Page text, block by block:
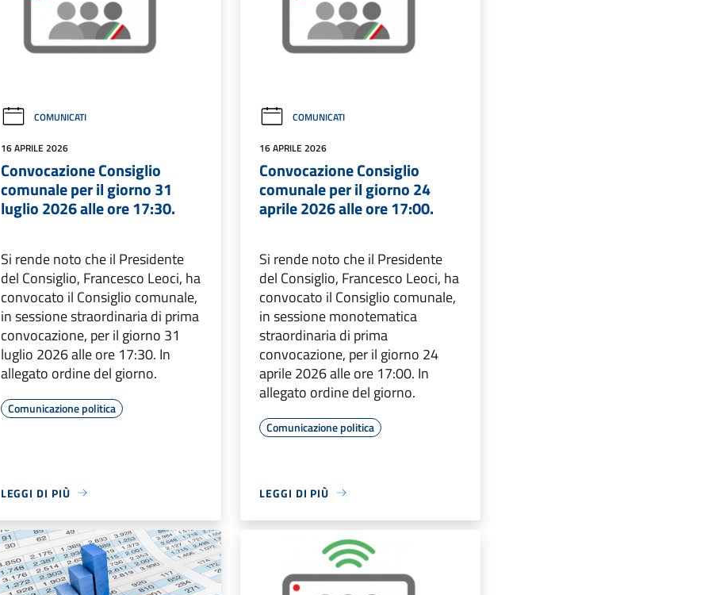
COMUNICATI
16 APRILE 2026
Convocazione Consiglio
comunale per il giorno 31
luglio 2026 alle ore 17:30.
Si rende noto che il Presidente
del Consiglio, Francesco Leoci, ha
convocato il Consiglio comunale,
in sessione straordinaria di prima
convocazione, per il giorno 31
luglio 2026 alle ore 17:30. In
allegato ordine del giorno.
Comunicazione politica
LEGGI DI PIÙ
COMUNICATI
16 APRILE 2026
Convocazione Consiglio
comunale per il giorno 24
aprile 2026 alle ore 17:00.
Si rende noto che il Presidente
del Consiglio, Francesco Leoci, ha
convocato il Consiglio comunale,
in sessione monotematica
straordinaria di prima
convocazione, per il giorno 24
aprile 2026 alle ore 17:00. In
allegato ordine del giorno.
Comunicazione politica
LEGGI DI PIÙ